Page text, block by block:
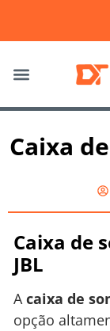
Caixa
Caixa de
JBL
Acaixa de
opção